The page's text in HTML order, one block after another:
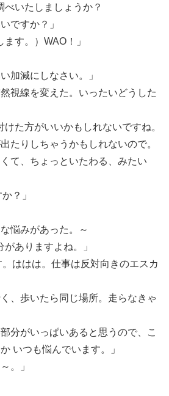
いたしましょうか？
ですか？」
す。）WAO！」
加減にしなさい。」
視線を変えた。いったいどうした
た方がいいかもしれないですね。
たりしちゃうかもしれないので。
て、ちょっといたわる、みたい
？」
悩みがあった。～
ありますよね。」
ははは。仕事は反対向きのエスカ
、歩いたら同じ場所。走らなきゃ
分がいっぱいあると思うので、こ
いつも悩んでいます。」
。」